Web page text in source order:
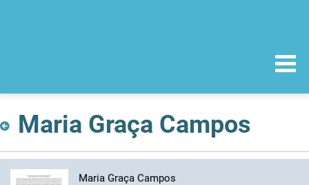
Maria Graça Campos
Maria Graça Campos